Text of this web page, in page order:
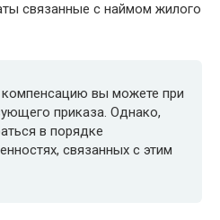
связанные с наймом жилого
вы можете при
приказа. Однако,
в порядке
связанных с этим